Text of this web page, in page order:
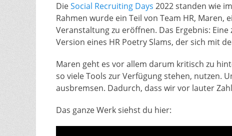
DieSocial Recruiting Days 2022 standen wie
Rahmen wurde ein Teil von Team HR, Maren,
Veranstaltung zu eröffnen. Das Ergebnis:
Version eines HR Poetry Slams, der sich mit
Maren geht es vor allem darum kritisch zu
so viele Tools zur Verfügung stehen, nutzen.
ausbremsen. Dadurch, dass wir vor lauter
Das ganze Werk siehst du hier: